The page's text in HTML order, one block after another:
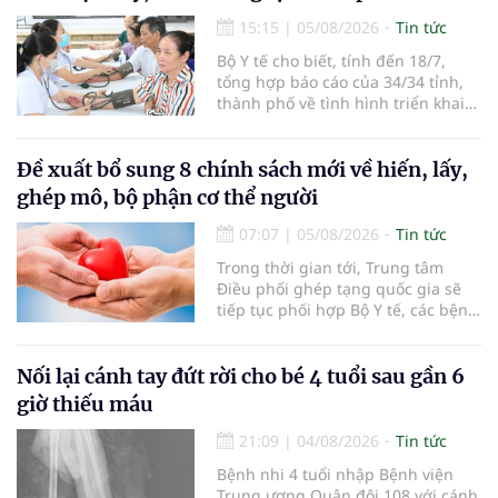
15:15 | 05/08/2026
Tin tức
Bộ Y tế cho biết, tính đến 18/7,
tổng hợp báo cáo của 34/34 tỉnh,
thành phố về tình hình triển khai
nhận 32.286.360 người, chiếm gần
30% dân số cả nước đã được khám
sức khỏe định kỳ năm nay.
Đề xuất bổ sung 8 chính sách mới về hiến, lấy,
ghép mô, bộ phận cơ thể người
07:07 | 05/08/2026
Tin tức
Trong thời gian tới, Trung tâm
Điều phối ghép tạng quốc gia sẽ
tiếp tục phối hợp Bộ Y tế, các bệnh
cường truyền thông, hoàn thiện
quy trình chuyên môn và hệ thống
hiến và ghép mô tạng.
Nối lại cánh tay đứt rời cho bé 4 tuổi sau gần 6
giờ thiếu máu
21:09 | 04/08/2026
Tin tức
Bệnh nhi 4 tuổi nhập Bệnh viện